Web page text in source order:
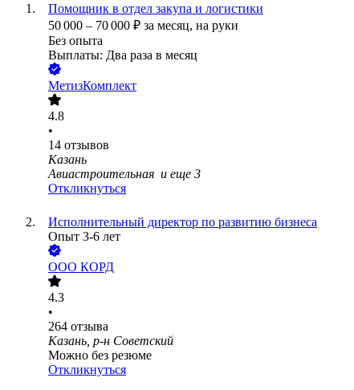
Помощник в отдел закупа и логистики
50 000 – 70 000 ₽ за месяц, на руки
Без опыта
Выплаты: Два раза в месяц
МетизКомплект
4.8
•
14 отзывов
Казань
Авиастроительная и еще 3
Откликнуться
Исполнительный директор по развитию бизнеса
Опыт 3-6 лет
ООО КОРД
4.3
•
264 отзыва
Казань, р-н Советский
Можно без резюме
Откликнуться